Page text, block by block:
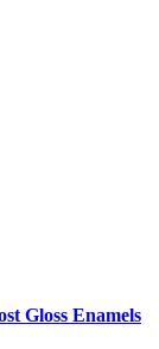
Gloss Enamels